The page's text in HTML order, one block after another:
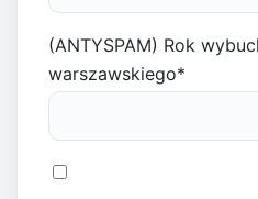
(ANTYSPAM) Rok
warszawskiego*